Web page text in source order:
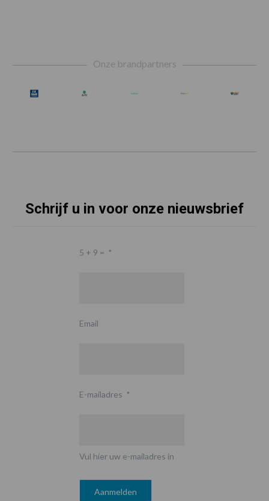
Onze brandpartners
Schrijf u in voor onze nieuwsbrief
5 + 9 = *
Email
E-mailadres *
Vul hier uw e-mailadres in